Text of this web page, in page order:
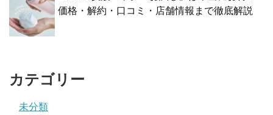
価格・解約・口コミ・店舗情報まで徹底解説
カテゴリー
未分類